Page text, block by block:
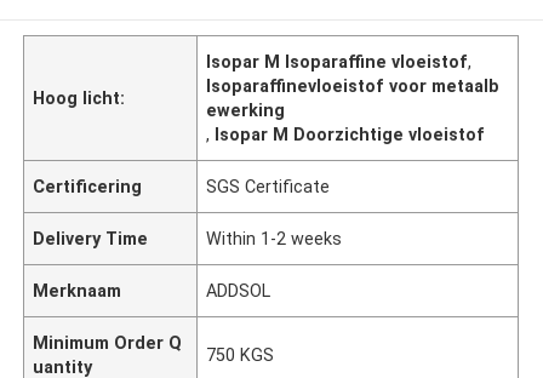
Hoog licht:
Isopar M Isoparaffine vloeistof,
Isoparaffinevloeistof voor metaalb
ewerking
, Isopar M Doorzichtige vloeistof
Certificering SGS Certificate
Delivery Time Within 1-2 weeks
Merknaam ADDSOL
Minimum Order Q
uantity
750 KGS